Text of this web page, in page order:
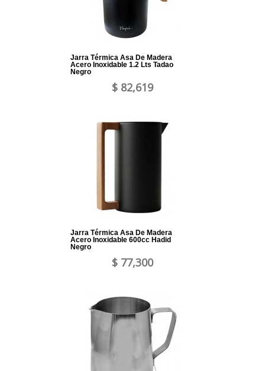
Jarra Térmica Asa De Madera
Acero Inoxidable 1.2 Lts Tadao
Negro
$ 82,619
Jarra Térmica Asa De Madera
Acero Inoxidable 600cc Hadid
Negro
$ 77,300